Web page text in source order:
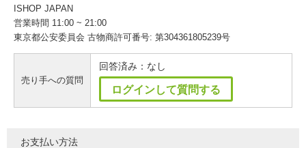
ISHOP JAPAN
営業時間 11:00 ~ 21:00
東京都公安委員会 古物商許可番号: 第304361805239号
売り手への質問
回答済み：なし
ログインして質問する
お支払い方法